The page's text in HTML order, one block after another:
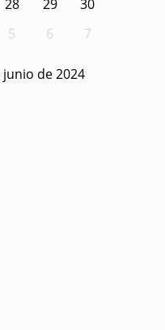
28 29
30
5 6 7
de 2024